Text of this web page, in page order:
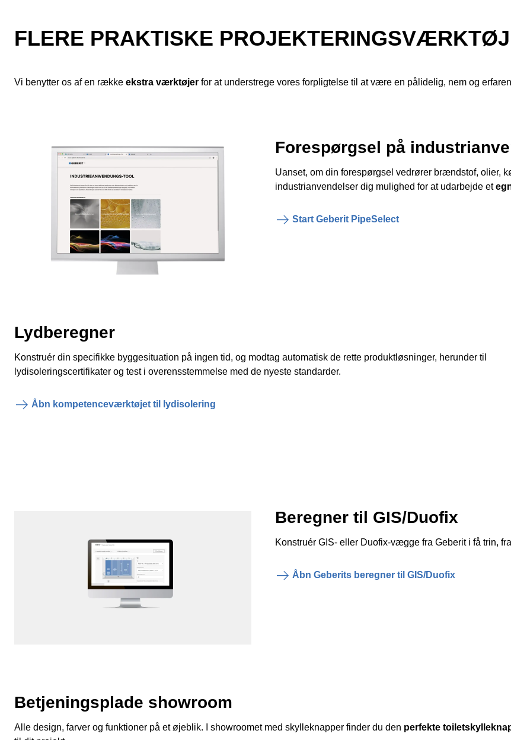
FLERE PRAKTISKE
Vi benytter os af en række ekstra værktøjer for at understrege vores forpligtelse til at være en pålidelig, nem og
Forespørgsel på
Uanset, om din forespørgsel vedrører brændstof, olier,
industrianvendelser dig mulighed for at udarbejde et
Start Geberit PipeSelect
Lydberegner
Konstruér din specifikke byggesituation på ingen tid, og modtag automatisk de rette produktløsninger, herunder til
lydisoleringscertifikater og test i overensstemmelse med de nyeste standarder.
Åbn kompetenceværktøjet til lydisolering
Beregner til GIS/Duofix
Konstruér GIS- eller Duofix-vægge fra Geberit i få trin,
Åbn Geberits beregner til GIS/Duofix
Betjeningsplade showroom
Alle design, farver og funktioner på et øjeblik. I showroomet med skylleknapper finder du den perfekte